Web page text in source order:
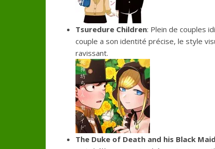
Tsuredure Children: Plein de couples
couple a son identité précise, le style
ravissant.
The Duke of Death and his Black Maid